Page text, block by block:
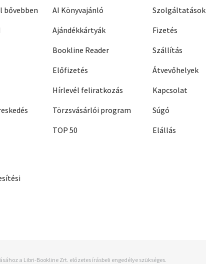
bővebben
AI Könyvajánló
Ajándékkártyák
Bookline Reader
Előfizetés
Hírlevél feliratkozás
Törzsvásárlói program
TOP 50
Szolgáltatások
Fizetés
Szállítás
Átvevőhelyek
Kapcsolat
Súgó
Elállás
a Libri-Bookline Zrt. előzetes írásbeli engedélye szükséges.